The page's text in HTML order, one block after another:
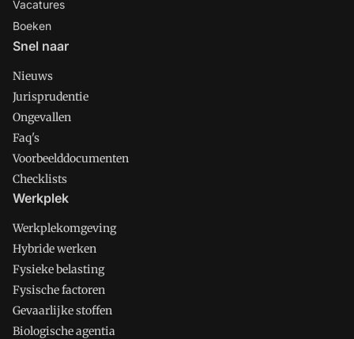
Vacatures
Boeken
Snel naar
Nieuws
Jurisprudentie
Ongevallen
Faq's
Voorbeelddocumenten
Checklists
Werkplek
Werkplekomgeving
Hybride werken
Fysieke belasting
Fysische factoren
Gevaarlijke stoffen
Biologische agentia